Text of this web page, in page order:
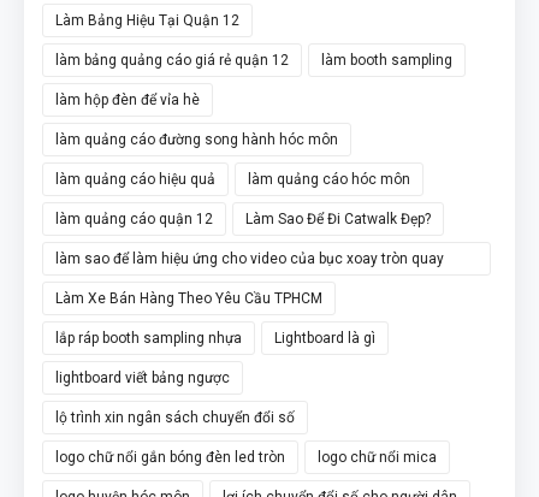
Làm Bảng Hiệu Tại Quận 12
làm bảng quảng cáo giá rẻ quận 12 làm booth sampling
làm hộp đèn để vỉa hè
làm quảng cáo đường song hành hóc môn
làm quảng cáo hiệu quả làm quảng cáo hóc môn
làm quảng cáo quận 12 Làm Sao Để Đi Catwalk Đẹp?
làm sao để làm hiệu ứng cho video của bục xoay tròn quay
video 360
Làm Xe Bán Hàng Theo Yêu Cầu TPHCM
lắp ráp booth sampling nhựa Lightboard là gì
lightboard viết bảng ngược
lộ trình xin ngân sách chuyển đổi số
logo chữ nổi gắn bóng đèn led tròn logo chữ nổi mica